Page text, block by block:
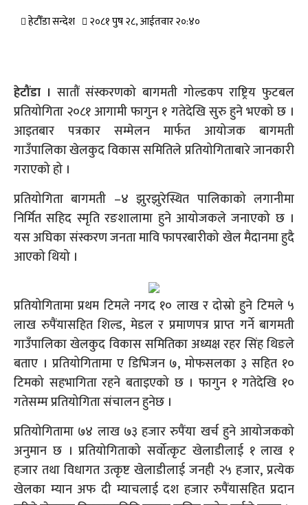
हेटौँडा सन्देश २०८१ पुष २८, आईतवार २०:४०
हेटौंडा ।सातौं संस्करणको बागमती गोल्डकप राष्ट्रिय फुटबल
प्रतियोगिता २०८१ आगामी फागुन १ गतेदेखि सुरु हुने भएको छ ।
आइतबार पत्रकार सम्मेलन मार्फत आयोजक बागमती
गाउँपालिका खेलकुद विकास समितिले प्रतियोगिताबारे जानकारी
गराएको हो ।
प्रतियोगिता बागमती –४ झुरझुरेस्थित पालिकाको लगानीमा
निर्मित सहिद स्मृति रङशालामा हुने आयोजकले जनाएको छ ।
यस अघिका संस्करण जनता मावि फापरबारीको खेल मैदानमा हुदै
आएको थियो ।
प्रतियोगितामा प्रथम टिमले नगद १० लाख र दोस्रो हुने टिमले ५
लाख रुपैंयासहित शिल्ड, मेडल र प्रमाणपत्र प्राप्त गर्ने बागमती
गाउँपालिका खेलकुद विकास समितिका अध्यक्ष रहर सिंह थिङले
बताए । प्रतियोगितामा ए डिभिजन ७, मोफसलका ३ सहित १०
टिमको सहभागिता रहने बताइएको छ । फागुन १ गतेदेखि १०
गतेसम्म प्रतियोगिता संचालन हुनेछ ।
प्रतियोगितामा ७४ लाख ७३ हजार रुपैंया खर्च हुने आयोजकको
अनुमान छ । प्रतियोगिताको सर्वोत्कृट खेलाडीलाई १ लाख १
हजार तथा विधागत उत्कृष्ट खेलाडीलाई जनही २५ हजार, प्रत्येक
खेलका म्यान अफ दी म्याचलाई दश हजार रुपैंयासहित प्रदान